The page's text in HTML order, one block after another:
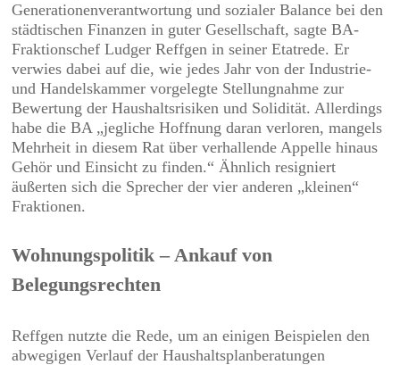
Generationenverantwortung und sozialer Balance bei den
städtischen Finanzen in guter Gesellschaft, sagte BA-
Fraktionschef Ludger Reffgen in seiner Etatrede. Er
verwies dabei auf die, wie jedes Jahr von der Industrie-
und Handelskammer vorgelegte Stellungnahme zur
Bewertung der Haushaltsrisiken und Solidität. Allerdings
habe die BA „jegliche Hoffnung daran verloren, mangels
Mehrheit in diesem Rat über verhallende Appelle hinaus
Gehör und Einsicht zu finden.“ Ähnlich resigniert
äußerten sich die Sprecher der vier anderen „kleinen“
Fraktionen.
Wohnungspolitik – Ankauf von
Belegungsrechten
Reffgen nutzte die Rede, um an einigen Beispielen den
abwegigen Verlauf der Haushaltsplanberatungen